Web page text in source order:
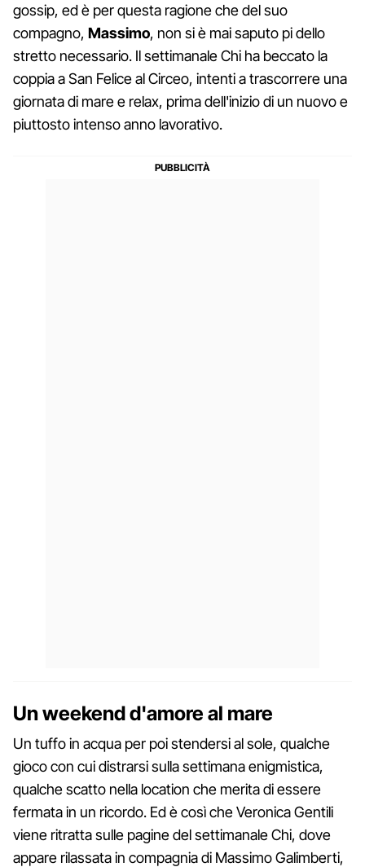
gossip, ed è per questa ragione che del suo
compagno, Massimo, non si è mai saputo pi dello
stretto necessario. Il settimanale Chi ha beccato la
coppia a San Felice al Circeo, intenti a trascorrere una
giornata di mare e relax, prima dell'inizio di un nuovo e
piuttosto intenso anno lavorativo.
Un weekend d'amore al mare
Un tuffo in acqua per poi stendersi al sole, qualche
gioco con cui distrarsi sulla settimana enigmistica,
qualche scatto nella location che merita di essere
fermata in un ricordo. Ed è così che Veronica Gentili
viene ritratta sulle pagine del settimanale Chi, dove
appare rilassata in compagnia di Massimo Galimberti,